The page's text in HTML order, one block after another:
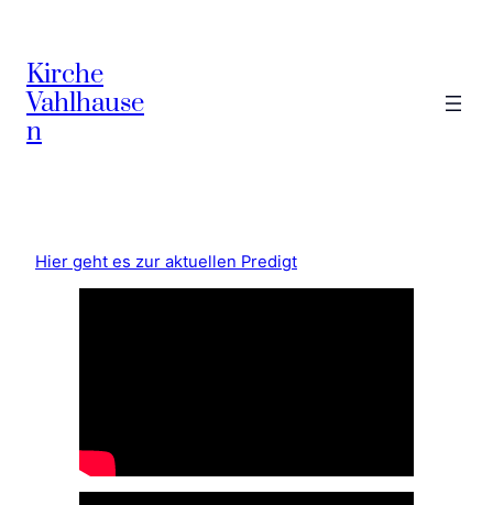
Kirche
Vahlhause
n
Hier geht es zur aktuellen Predigt